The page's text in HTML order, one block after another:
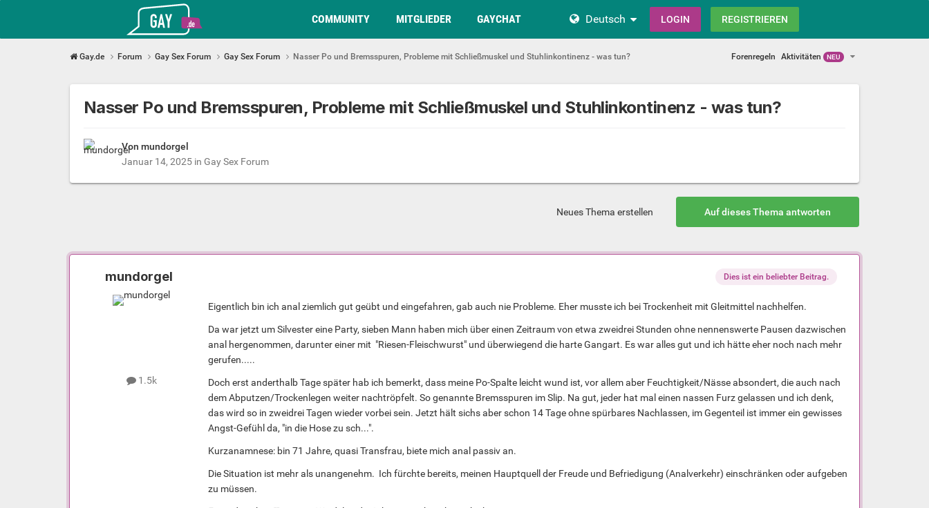
COMMUNITY MITGLIEDER GAYCHAT Deutsch LOGIN REGISTRIEREN
Forenregeln Aktivitäten NEU
Gay.de Forum Gay Sex Forum Gay Sex Forum Nasser Po und Bremsspuren, Probleme mit Schließmuskel und Stuhlinkontinenz - was tun?
Nasser Po und Bremsspuren, Probleme mit Schließmuskel und Stuhlinkontinenz - was tun?
Von mundorgel
Januar 14, 2025in Gay Sex Forum
Auf dieses Thema antworten
Neues Thema erstellen
mundorgel
1.5k
Dies ist ein beliebter Beitrag.
Eigentlich bin ich anal ziemlich gut geübt und eingefahren, gab auch nie Probleme. Eher musste ich bei Trockenheit mit Gleitmittel nachhelfen.
Da war jetzt um Silvester eine Party, sieben Mann haben mich über einen Zeitraum von etwa zweidrei Stunden ohne nennenswerte Pausen dazwischen
anal hergenommen, darunter einer mit "Riesen-Fleischwurst" und überwiegend die harte Gangart. Es war alles gut und ich hätte eher noch nach mehr
gerufen.....
Doch erst anderthalb Tage später hab ich bemerkt, dass meine Po-Spalte leicht wund ist, vor allem aber Feuchtigkeit/Nässe absondert, die auch nach
dem Abputzen/Trockenlegen weiter nachtröpfelt. So genannte Bremsspuren im Slip. Na gut, jeder hat mal einen nassen Furz gelassen und ich denk,
das wird so in zweidrei Tagen wieder vorbei sein. Jetzt hält sichs aber schon 14 Tage ohne spürbares Nachlassen, im Gegenteil ist immer ein gewisses
Angst-Gefühl da, "in die Hose zu sch...".
Kurzanamnese: bin 71 Jahre, quasi Transfrau, biete mich anal passiv an.
Die Situation ist mehr als unangenehm. Ich fürchte bereits, meinen Hauptquell der Freude und Befriedigung (Analverkehr) einschränken oder aufgeben
zu müssen.